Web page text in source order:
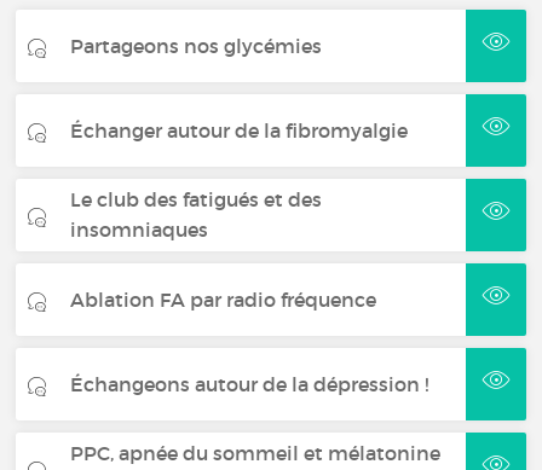
Partageons nos glycémies
Échanger autour de la fibromyalgie
Le club des fatigués et des
insomniaques
Ablation FA par radio fréquence
Échangeons autour de la dépression !
PPC, apnée du sommeil et mélatonine